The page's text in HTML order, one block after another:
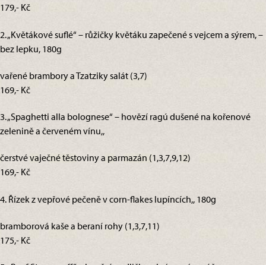
179,- Kč
2. „Květákové suflé“ – růžičky květáku zapečené s vejcem a sýrem, –
bez lepku, 180g
vařené brambory a Tzatziky salát (3,7)
169,- Kč
3. „Spaghetti alla bolognese“ – hovězí ragú dušené na kořenové
zelenině a červeném vínu,,
čerstvé vaječné těstoviny a parmazán (1,3,7,9,12)
169,- Kč
4. Řízek z vepřové pečeně v corn-flakes lupíncích,, 180g
bramborová kaše a beraní rohy (1,3,7,11)
175,- Kč